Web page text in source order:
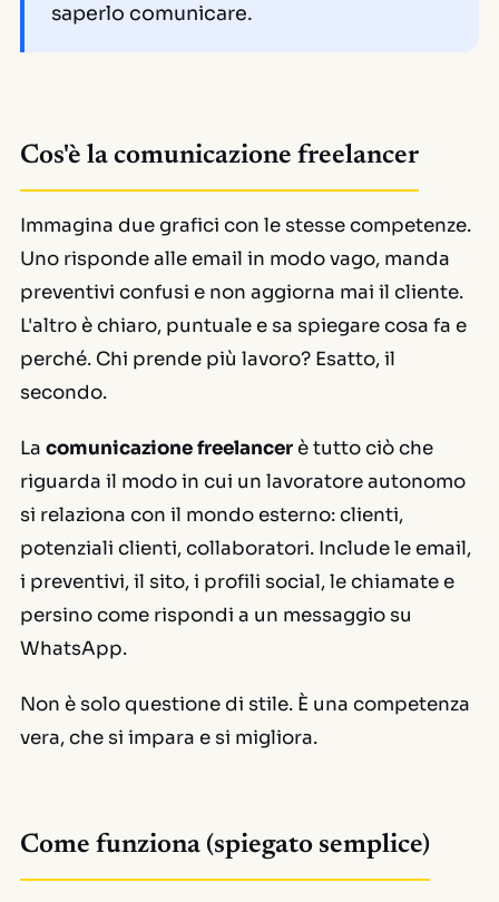
saperlo comunicare.
Cos'è la comunicazione freelancer
Immagina due grafici con le stesse competenze.
Uno risponde alle email in modo vago, manda
preventivi confusi e non aggiorna mai il cliente.
L'altro è chiaro, puntuale e sa spiegare cosa fa e
perché. Chi prende più lavoro? Esatto, il
secondo.
La comunicazione freelancerè tutto ciò che
riguarda il modo in cui un lavoratore autonomo
si relaziona con il mondo esterno: clienti,
potenziali clienti, collaboratori. Include le email,
i preventivi, il sito, i profili social, le chiamate e
persino come rispondi a un messaggio su
WhatsApp.
Non è solo questione di stile. È una competenza
vera, che si impara e si migliora.
Come funziona (spiegato semplice)